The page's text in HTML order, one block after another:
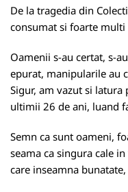
De la tragedia din
consumat si foarte multi
Oamenii s-au certat, s-
epurat, manipularile au
Sigur, am vazut si
ultimii 26 de ani, luand
Semn ca sunt oameni,
seama ca singura cale
care inseamna